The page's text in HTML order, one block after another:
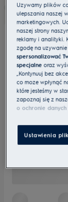
Używamy plików
ulepszania naszej
marketingowych.
naszej strony
reklamy i analityki.
zgodę na
spersonalizować
specjalne oraz
„Kontynuuj bez
co może wpłynąć
które jesteśmy w
zapoznaj się z
o ochronie danych
Ustawienia